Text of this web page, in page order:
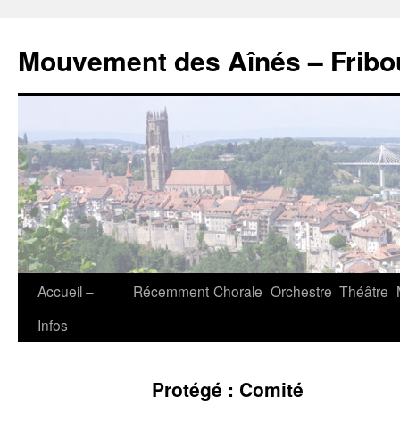
contenu
Mouvement des Aînés –
Accueil –
Infos
Récemment Chorale Orchestre Théâtre
Protégé : Comité